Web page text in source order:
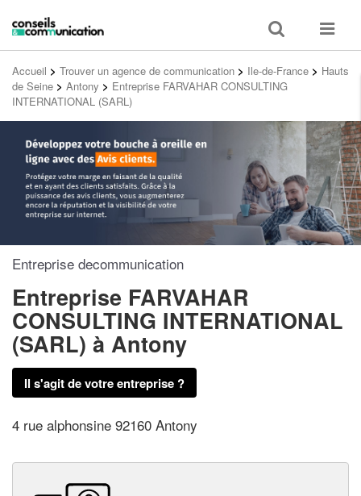
Toggle
search
Toggle
Accueil > Trouver un agence de communication > Ile-de-France > Hauts
de Seine > Antony > Entreprise FARVAHAR CONSULTING
INTERNATIONAL (SARL)
Entreprise decommunication
Entreprise FARVAHAR
CONSULTING INTERNATIONAL
(SARL) à Antony
Il s'agit de votre entreprise ?
4 rue alphonsine 92160 Antony